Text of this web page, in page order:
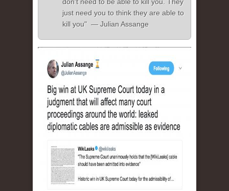
just need you to think they are able to
kill you" — Julian Assange